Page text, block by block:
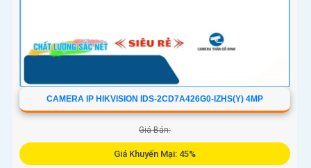
CAMERA IP HIKVISION IDS-2CD7A426G0-IZHS(Y) 4MP
Giá Bán:
Giá Khuyến Mại: 45%